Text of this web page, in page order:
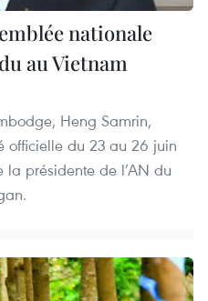
nationale
au Vietnam
Heng Samrin,
officielle du 23 au 26 juin
présidente de l’AN du